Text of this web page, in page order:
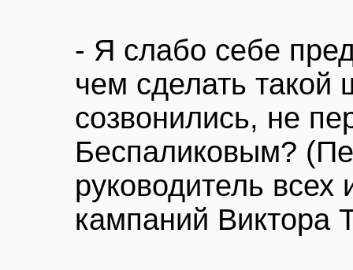
- Я слабо себе
чем сделать
созвонились, не
Беспаликовым?
руководитель всех
кампаний Виктора